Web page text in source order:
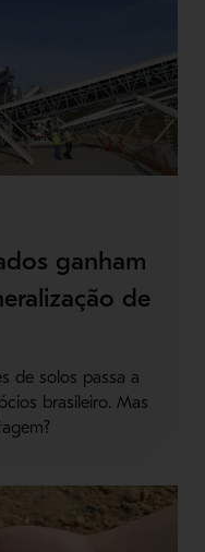
ganham
de
de solos passa a
brasileiro. Mas